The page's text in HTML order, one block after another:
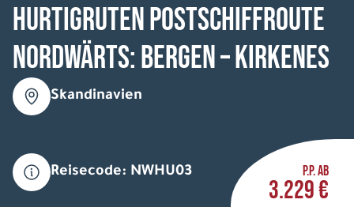
HURTIGRUTEN Postschiffroute
nordwärts: Bergen – Kirkenes
Skandinavien
Reisecode: NWHU03 P.P. AB
3.229 €